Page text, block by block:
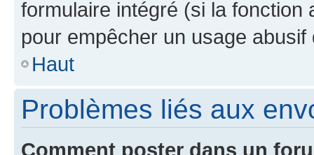
formulaire intégré (si la fonction
pour empêcher un usage
Haut
Problèmes liés aux
Comment poster dans un